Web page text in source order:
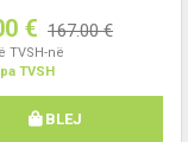
€ 167.00 €
TVSH-në
TVSH
BLEJ